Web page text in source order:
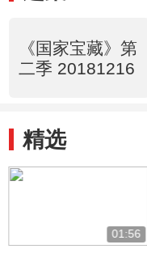
《国家宝藏》第
二季 20181216
精选
01:56